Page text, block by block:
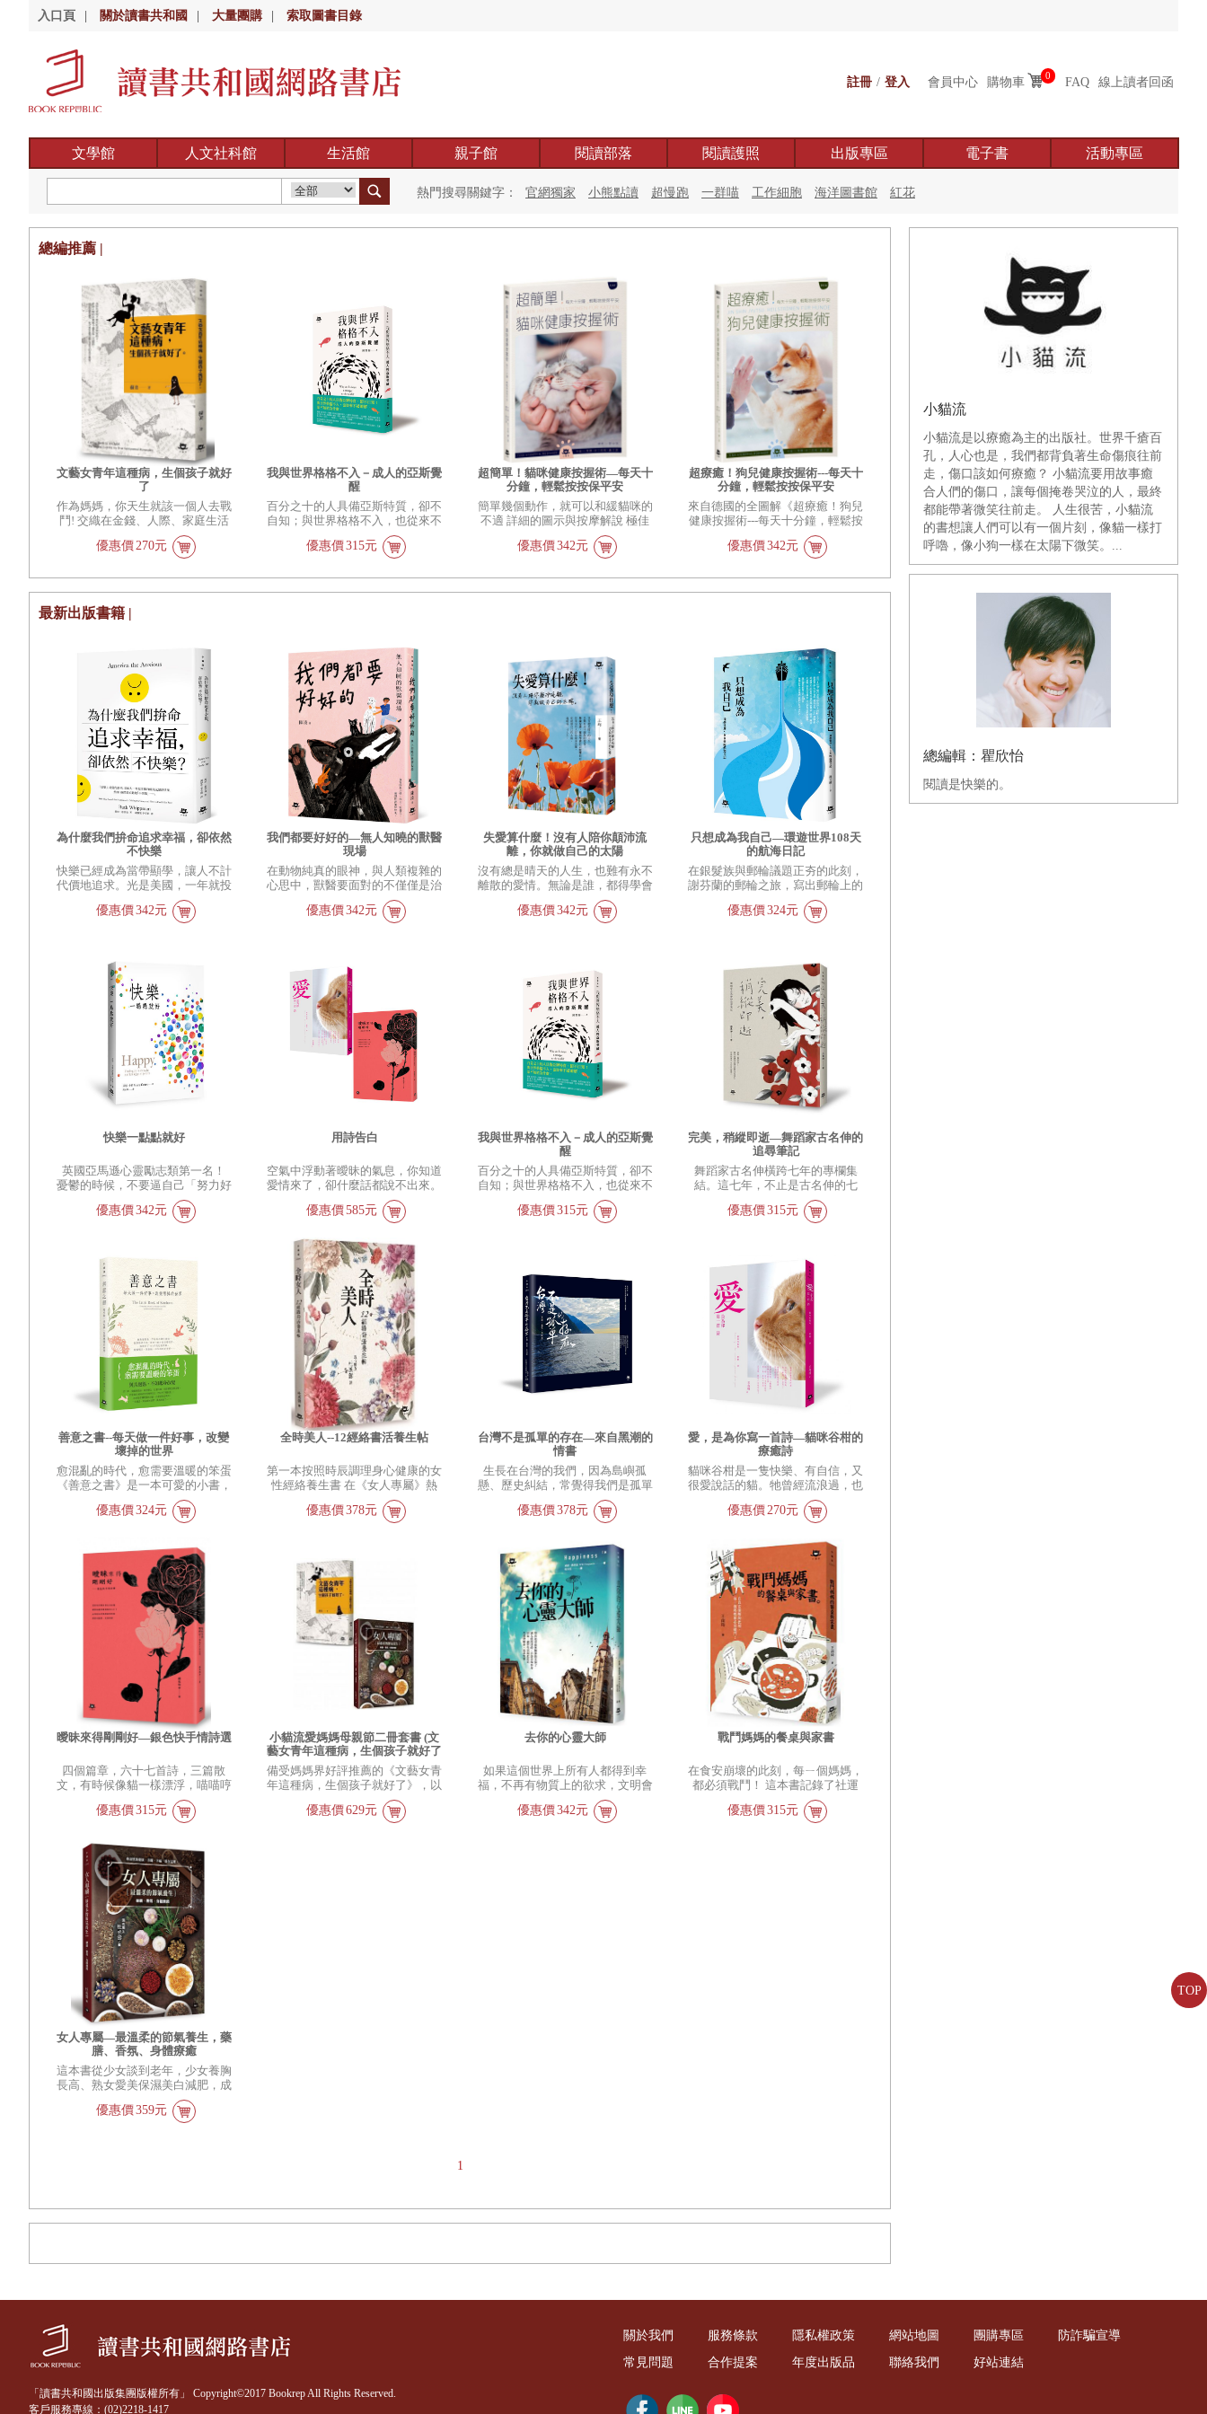
入口頁 關於讀書共和國 大量團購 索取圖書目錄
註冊 / 登入 會員中心 購物車 0 FAQ 線上讀者回函
文學館 人文社科館 生活館 親子館 閱讀部落 閱讀護照 出版專區 電子書 活動專區
熱門搜尋關鍵字： 官網獨家 小熊點讀 超慢跑 一群喵 工作細胞 海洋圖書館 紅花
TOP
總編推薦 |
文藝女青年這種病，生個孩子就好
了
作為媽媽，你天生就該一個人去戰
鬥! 交織在金錢、人際、家庭生活
的慾望之網裡，文藝已經成為一個
笑話。永恆的愛情不能洗乾淨屎尿
三次餵奶。明白這個道理，你才算
俱備文藝女青年的真正風骨。
《文藝女青年這種病，生個孩子就
好了》一書，講的確實就是一個女
氣，雖然也還保留了以往的傷春悲
秋之心，心志卻被砥礪得更堅強，
更具戰鬥力。 蘇美作為中國著名
博客，文詞犀利，卻仍有文藝女青
年該有的細膩，她生孩子時得了罕
見的「恥骨聯合分離」，她形容痛
起來真是「草你馬的淚流滿面」；
跟丈夫有了育嬰衝突，她也直率寫
著：「生為母親，你天生就該一個
人去戰鬥！」 但她也溫柔，寫半
夜餵奶後失眠，帶著小錢包鑰匙手
機，到街頭通宵開著的牛肉麵店吃
碗麵，深深感謝麵店開著，收容了
她；形容黃昏炒茼蒿菜時，突然醒
悟「這世界終究是孤獨的，有了孩
子，依然你是你，我是我，生命根
本的孤獨不會解決」。關於這本
書，蘇美是這麼說的：人不是愛的
動物，人是經濟的動物，當你明白
這個道理，你才算成為一個真正的
間尋找平衡，而不是一味地賣苦白
費力。永恆的愛情不能把屎尿孩子
洗乾淨，歌詠人類的孤獨也敵不過
夜夜起三次餵奶。明白了這些道
理，你才算具備文藝女青年真正的
風骨。 作為孕婦，蘇美犀利潑
辣，對孕中的每件事寫來都淋漓痛
快，跟一般的親子書、孕婦書，相
當不同，其他書都教你溫柔與愛，
蘇美教你俐落與生活。這不只是一
本看了充滿愛的書，這是一本看了
書。 原來這就是當媽媽。一個女
代，帶著孩子進入了漫長、持久而
堅韌的大史詩時代。--〈清晨五點
人是經濟的動物，當你明白這個道
理，你才算成為一個真正的文藝女
找平衡，而不是一昧砸錢或者賣苦
力。--〈只有錢從未辜負我〉 這只
外星小怪物會慢慢長大，學會各種
新技能來挑戰你的極限。你的人生
開始了一個漫長的主題，就是和這
個小東西相愛相殺。--〈你是你，
我是我〉 有了孩子，我依然是孤
獨的。這讓我措手不及。在日子被
他分割又填滿之後，我曾片刻有一
種溫情的錯覺，即孤獨人世有人做
伴。但並不是這樣。尋求被人理
恥辱。我的路上只有我一個人。這
是對的。本該如此。--〈有一種孤
獨〉
優惠價270元
我與世界格格不入－成人的亞斯覺
醒
百分之十的人具備亞斯特質，卻不
自知；與世界格格不入，也從來不
被瞭解，卻不知道為什麼。
優惠價315元
超簡單！貓咪健康按握術—每天十
分鐘，輕鬆按按保平安
簡單幾個動作，就可以和緩貓咪的
不適 詳細的圖示與按摩解說 極佳
的醫療後輔助
優惠價342元
超療癒！狗兒健康按握術---每天十
分鐘，輕鬆按按保平安
來自德國的全圖解《超療癒！狗兒
健康按握術---每天十分鐘，輕鬆按
按保平安》，除了有詳細的說明
外，更有清晰圖示。這些愛的按
緩狗兒的不適，更能夠平撫牠們的
情緒。
優惠價342元
最新出版書籍 |
為什麼我們拚命追求幸福，卻依然
不快樂
快樂已經成為當帶顯學，讓人不計
代價地追求。光是美國，一年就投
注數百億美元在各種讓人幸福快樂
的課程與產品上，可是在全球幸福
風暴」，她秉持著英國人的冷靜與
譏諷，加上在英國廣播公司被訓練
出的記者專業，展開尋找真相的旅
程。最終，她更發現得到快樂的方
法，其實很簡單……。
優惠價342元
我們都要好好的—無人知曉的獸醫
現場
在動物純真的眼神，與人類複雜的
心思中，獸醫要面對的不僅僅是治
療，更多時候是人心。在無人知曉
的獸醫院裡，天天上演著死亡、淚
台灣獸醫師艱苦的工作環境，以及
獸醫日日面對無常處境的書。那些
我們以為的美好，是獸醫日常中的
浮光片影，也是支撐他們的力量。
優惠價342元
失愛算什麼！沒有人陪你顛沛流
離，你就做自己的太陽
沒有總是晴天的人生，也難有永不
離散的愛情。無論是誰，都得學會
自己照耀自己。如果沒有人陪你顛
沛流離，你就做自己的太陽，溫暖
寫她給女人們的私語，給女孩們的
建言，是一本陪伴女人穿越失愛痛
苦的書。
優惠價342元
只想成為我自己—環遊世界108天
的航海日記
在銀髮族與郵輪議題正夯的此刻，
謝芬蘭的郵輪之旅，寫出郵輪上的
真實，也寫出剛邁入銀髮之際，對
自己的種種質疑，最終安心的歷
優惠價324元
快樂一點點就好
英國亞馬遜心靈勵志類第一名！
憂鬱的時候，不要逼自己「努力好
起來」，給自己一點時間，以及很
多很多溫柔，每天快樂一點點就
優惠價342元
用詩告白
空氣中浮動著曖昧的氣息，你知道
愛情來了，卻什麼話都說不出來。
那就用詩來表白吧，因為，愛是為
你寫一首詩。
優惠價585元
我與世界格格不入－成人的亞斯覺
醒
百分之十的人具備亞斯特質，卻不
自知；與世界格格不入，也從來不
被瞭解，卻不知道為什麼。
優惠價315元
完美，稍縱即逝—舞蹈家古名伸的
追尋筆記
舞蹈家古名伸橫跨七年的專欄集
結。這七年，不止是古名伸的七
年，也是時代的七年。古名伸寫舞
蹈、身體、藝術教育、美感養成。
優惠價315元
善意之書--每天做一件好事，改變
壞掉的世界
愈混亂的時代，愈需要溫暖的笨蛋
《善意之書》是一本可愛的小書，
講最簡單的道理－善意。
優惠價324元
全時美人--12經絡書活養生帖
第一本按照時辰調理身心健康的女
性經絡養生書 在《女人專屬》熱
賣之後，現代醫女杜丞蕓推出新
作，《全時美人—12經絡舒活養生
時，每一個時辰(兩小時為一單位)
都有互相對應的經絡，不止影響健
康，也對情緒有很大的影響。按照
時辰把經絡調理好，自然可以擺脫
負面能量，增強氣場，讓自己美麗
又健康。
優惠價378元
台灣不是孤單的存在—來自黑潮的
情書
生長在台灣的我們，因為島嶼孤
懸、歷史糾結，常覺得我們是孤單
存在於地球的偏僻角落。然而，我
們卻忘了，台灣是個豐美小島，她
灣的沿海，早有海豚定居，不時有
鯨魚來探訪；每到初春，成群飛魚
在海面跳躍著，閃閃發光：海鳥永
遠盤旋在海上、岸邊，吟唱著大海
的詩歌。
優惠價378元
愛，是為你寫一首詩—貓咪谷柑的
療癒詩
貓咪谷柑是一隻快樂、有自信，又
很愛說話的貓。牠曾經流浪過，也
被欺侮過，輾轉到收養機構後，遇
到現在的媽媽，谷柑媽。 找到家
愛說話，一高興就喵喵唱歌，最後
牠竟然開始「寫詩」。谷柑形容寫
詩的時候，心會動動的，字會掉到
貓掌，牠舔一舔，有味道的字，就
是愛，就要留下來。而那些被握在
貓掌的長短句，就是谷柑寫的詩，
透過動物溝通師翻譯出來。
優惠價270元
曖昧來得剛剛好—銀色快手情詩選
四個篇章，六十七首詩，三篇散
文，有時候像貓一樣漂浮，喵喵哼
唱愛情的甜蜜；有時候如地獄歸
來，嘴角流著愛情的腥血。 銀色
入充滿風景的文字星球，那裏四季
分明，讀著讀著，就變成旅人，在
他的詩裡流浪著。這樣的詩人寫愛
情，更是迷人，他一層一層把人帶
進愛的迷宮，那裡面有渴慕、相
伴，也有思念、狂暴，和失去的疼
痛。有的詩像童話那麼甜，那是
愛；有的詩像海上颶風那樣無情，
那也是愛
優惠價315元
小貓流愛媽媽母親節二冊套書 (文
藝女青年這種病，生個孩子就好了
+女人專屬最溫柔的節氣養生)
備受媽媽界好評推薦的《文藝女青
年這種病，生個孩子就好了》，以
及電視媒體中被大量採訪、轉載的
《女人專屬—最溫柔的節氣養
優惠價629元
去你的心靈大師
如果這個世界上所有人都得到幸
福，不再有物質上的欲求，文明會
繼續嗎? 如果人們都不再感到痛苦
悲傷、不再暢快大笑，那是我們想
優惠價342元
戰鬥媽媽的餐桌與家書
在食安崩壞的此刻，每ㄧ個媽媽，
都必須戰鬥！ 這本書記錄了社運
媽媽為女兒親手做的每一道菜，也
寫下菜背後的故事。上街頭，是因
優惠價315元
女人專屬—最溫柔的節氣養生，藥
膳、香氛、身體療癒
這本書從少女談到老年，少女養胸
長高、熟女愛美保濕美白減肥，成
熟女面對更年期與老年，女人所渴
望的健康、美麗、幸福，都寫在書
優惠價359元
1
小貓流
小貓流是以療癒為主的出版社。世界千瘡百
孔，人心也是，我們都背負著生命傷痕往前
走，傷口該如何療癒？ 小貓流要用故事癒
合人們的傷口，讓每個掩卷哭泣的人，最終
都能帶著微笑往前走。 人生很苦，小貓流
的書想讓人們可以有一個片刻，像貓一樣打
呼嚕，像小狗一樣在太陽下微笑。...
總編輯：瞿欣怡
閱讀是快樂的。
關於我們 服務條款 隱私權政策 網站地圖 團購專區
防詐騙宣導
常見問題
合作提案 年度出版品 聯絡我們 好站連結
「讀書共和國出版集團版權所有」 Copyright©2017 Bookrep All Rights Reserved.
客戶服務專線：(02)2218-1417